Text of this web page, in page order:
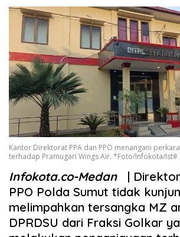
Kantor Direktorat PPA dan PPO menangani
terhadap Pramugari Wings Air. *Foto/Infokota/Ist#
Infokota.co-Medan|
PPO Polda Sumut tidak
melimpahkan tersangka MZ
DPRDSU dari Fraksi Golkar